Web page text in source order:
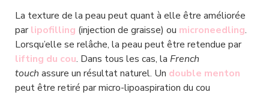
La texture de la peau peut quant à elle être améliorée
par lipofilling (injection de graisse) ou microneedling.
Lorsqu’elle se relâche, la peau peut être retendue par
lifting du cou. Dans tous les cas, la French
touch assure un résultat naturel. Un double menton
peut être retiré par micro-lipoaspiration du cou